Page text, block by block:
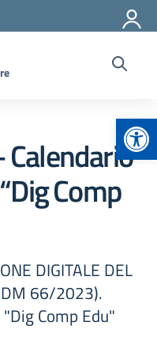
Calendario
Comp
DIGITALE DEL
(DM 66/2023).
Comp Edu"